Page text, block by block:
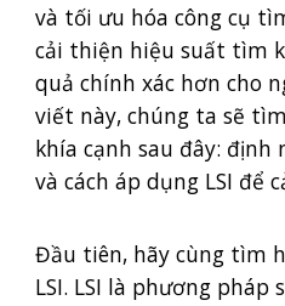
và tối ưu hóa công cụ
cải thiện hiệu suất tìm
quả chính xác hơn cho
viết này, chúng ta sẽ
khía cạnh sau đây: định
và cách áp dụng LSI để
Đầu tiên, hãy cùng tìm
LSI. LSI là phương pháp